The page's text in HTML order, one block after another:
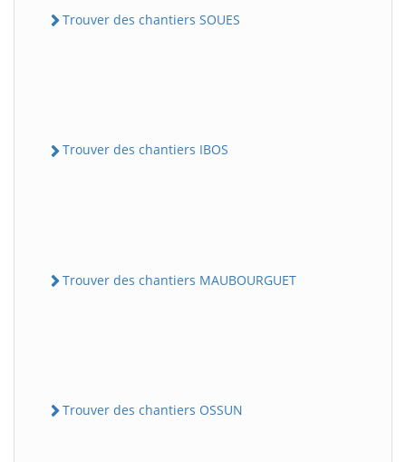
Trouver des chantiers SOUES
Trouver des chantiers IBOS
Trouver des chantiers MAUBOURGUET
Trouver des chantiers OSSUN